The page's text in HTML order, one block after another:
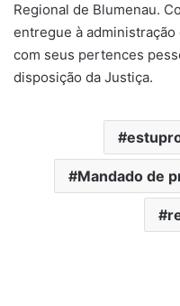
Regional de Blumenau.
entregue à
com seus pertences
disposição da Justiça.
Mandado de